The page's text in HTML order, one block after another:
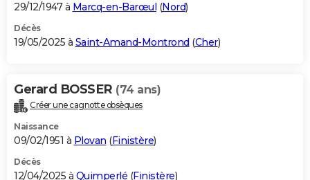
29/12/1947 à Marcq-en-Barœul (Nord)
Décès
19/05/2025 à Saint-Amand-Montrond (Cher)
Gerard BOSSER (74 ans)
Créer une cagnotte obsèques
Naissance
09/02/1951 à Plovan (Finistère)
Décès
12/04/2025 à Quimperlé (Finistère)